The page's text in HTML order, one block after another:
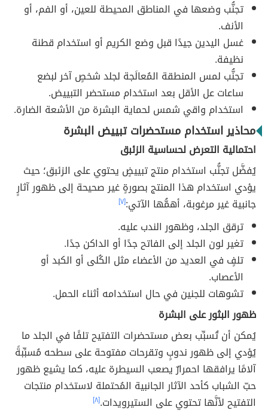
تجنُّب وضعها في المناطق المحيطة للعين، أو الفم، أو
الأنف.
غسل اليدين جيدًا قبل وضع الكريم أو استخدام قطنة
نظيفة.
تجنُّب لمس المنطقة المُعالَجة لجلد شخصٍ آخر لبضع
ساعات عل الأقل بعد استخدام مستحضر التبييض.
استخدام واقي شمس لحماية البشرة من الأشعة الضارة.
محاذير استخدام مستحضرات تبييض البشرة
احتمالية التعرض لحساسية الزئبق
يُفضَّل تجنُّب استخدام منتج تبييضٍ يحتوي على الزئبق؛ حيث
يؤدي استخدام هذا المنتج بصورةٍ غير صحيحة إلى ظهور آثارٍ
جانبية غير مرغوبة، أهمُّها الآتي:[٧]
ترقق الجلد، وظهور الندب عليه.
تغير لون الجلد إلى الفاتح جدًا أو الداكن جدًا.
تلفٍ في العديد من الأعضاء مثل الكُلى أو الكبد أو
الأعصاب.
تشوهات للجنين في حال استخدامه أثناء الحمل.
ظهور البثور على البشرة
يُمكن أن تُسبِّب بعض مستحضرات التفتيح تلفًا في الجلد ما
يُؤدي إلى ظهور ندوبٍ وتقرحات مفتوحة على سطحه مُسبِّبةً
آلامًا يرافقها احمرارٌ يصعب السيطرة عليه، كما يشيع ظهور
حبّ الشباب كأحد الآثار الجانبية المُحتملة لاستخدام منتجات
التفتيح لأنَّها تحتوي على الستيرويدات.[٨]